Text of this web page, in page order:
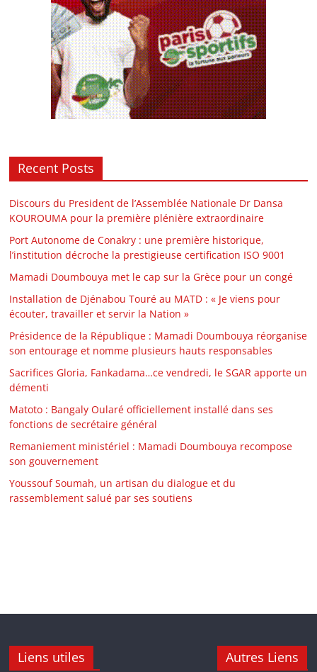
Recent Posts
Discours du President de l’Assemblée Nationale Dr Dansa
KOUROUMA pour la première plénière extraordinaire
Port Autonome de Conakry : une première historique,
l’institution décroche la prestigieuse certification ISO 9001
Mamadi Doumbouya met le cap sur la Grèce pour un congé
Installation de Djénabou Touré au MATD : « Je viens pour
écouter, travailler et servir la Nation »
Présidence de la République : Mamadi Doumbouya réorganise
son entourage et nomme plusieurs hauts responsables
Sacrifices Gloria, Fankadama…ce vendredi, le SGAR apporte un
démenti
Matoto : Bangaly Oularé officiellement installé dans ses
fonctions de secrétaire général
Remaniement ministériel : Mamadi Doumbouya recompose
son gouvernement
Youssouf Soumah, un artisan du dialogue et du
rassemblement salué par ses soutiens
Liens utiles Autres Liens